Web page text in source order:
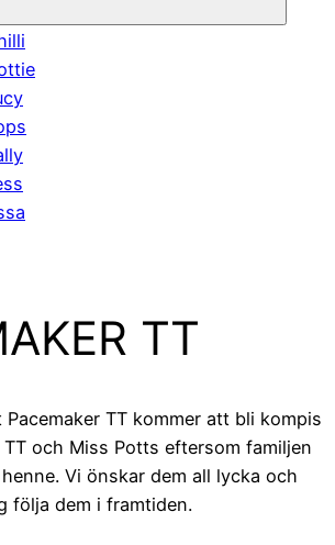
TT
TT kommer att bli kompis
TT och Miss Potts eftersom familjen
Vi önskar dem all lycka och
följa dem i framtiden.